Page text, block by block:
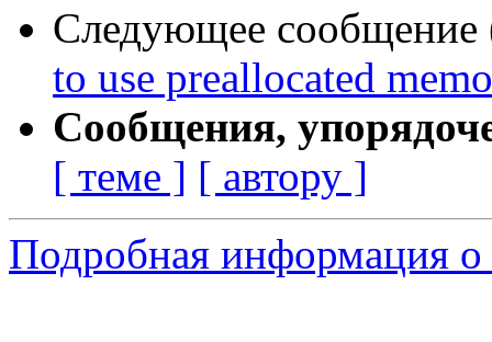
Следующее сообщение
to use preallocated
Сообщения,
[ теме ] [ автору ]
Подробная информация